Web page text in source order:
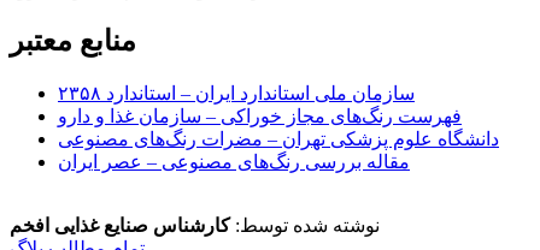
منابع معتبر
سازمان ملی استاندارد ایران – استاندارد ۲۳۵۸
فهرست رنگ‌های مجاز خوراکی – سازمان غذا و دارو
دانشگاه علوم پزشکی تهران – مضرات رنگ‌های مصنوعی
مقاله بررسی رنگ‌های مصنوعی – عصر ایران
نوشته شده توسط: کارشناس صنایع غذایی افخم